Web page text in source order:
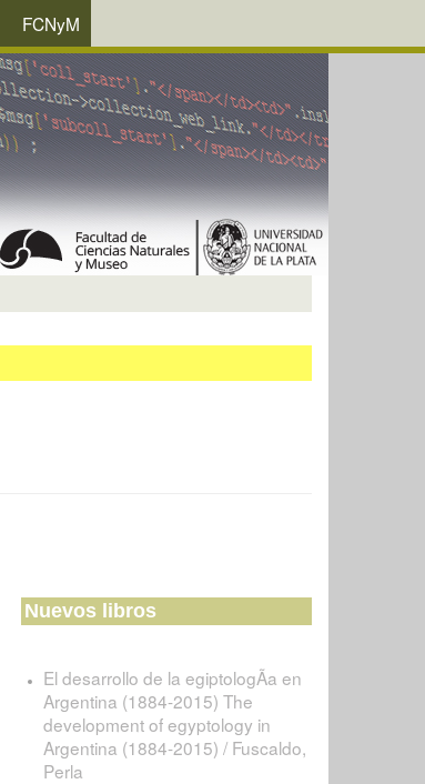
FCNyM
Nuevos libros
El desarrollo de la egiptologÃ­a en
Argentina (1884-2015) The
development of egyptology in
Argentina (1884-2015) / Fuscaldo,
Perla